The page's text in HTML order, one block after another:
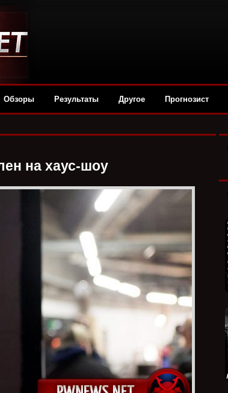
Обзоры Результаты Другое Прогнозист
на хаус-шоу